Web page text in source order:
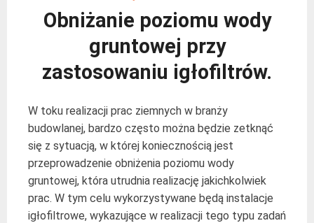
Obniżanie poziomu wody
gruntowej przy
zastosowaniu igłofiltrów.
W toku realizacji prac ziemnych w branży
budowlanej, bardzo często można będzie zetknąć
się z sytuacją, w której koniecznością jest
przeprowadzenie obniżenia poziomu wody
gruntowej, która utrudnia realizację jakichkolwiek
prac. W tym celu wykorzystywane będą instalacje
igłofiltrowe, wykazujące w realizacji tego typu zadań